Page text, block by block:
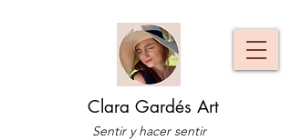
Clara Gardés Art
Sentir y hacer sentir